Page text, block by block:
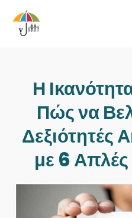
content
Η
Πώς να
Δεξιότητές
με 6